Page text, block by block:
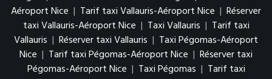
Aéroport Nice | Tarif taxi Vallauris-Aéroport Nice | Réserver
taxi Vallauris-Aéroport Nice | Taxi Vallauris | Tarif taxi
Vallauris | Réserver taxi Vallauris | Taxi Pégomas-Aéroport
Nice | Tarif taxi Pégomas-Aéroport Nice | Réserver taxi
Pégomas-Aéroport Nice | Taxi Pégomas | Tarif taxi